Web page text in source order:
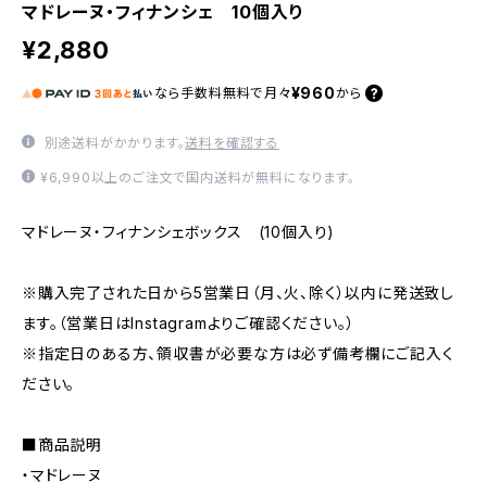
マドレーヌ・フィナンシェ 10個入り
¥2,880
なら 手数料無料で 月々¥960 から
別途送料がかかります。送料を確認する
¥6,990以上のご注文で国内送料が無料になります。
マドレーヌ・フィナンシェボックス (10個入り)
※購入完了された日から5営業日（月、火、除く）以内に発送致し
ます。（営業日はInstagramよりご確認ください。）
※指定日のある方、領収書が必要な方は必ず備考欄にご記入く
ださい。
■商品説明
・マドレーヌ